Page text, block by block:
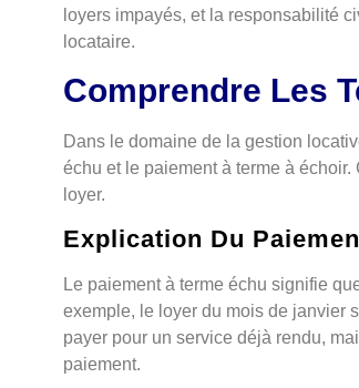
loyers impayés, et la responsabilité
locataire.
Comprendre Les
Dans le domaine de la gestion
échu et le paiement à terme à
loyer.
Explication Du
Le paiement à terme échu signifie
exemple, le loyer du mois de janvier
payer pour un service déjà rendu,
paiement.